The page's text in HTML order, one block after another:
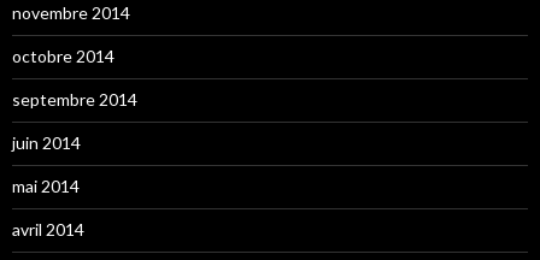
novembre 2014
octobre 2014
septembre 2014
juin 2014
mai 2014
avril 2014